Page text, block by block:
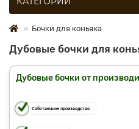
Бочки для коньяка
Дубовые бочки для
Дубовые бочки от
Собственное производство